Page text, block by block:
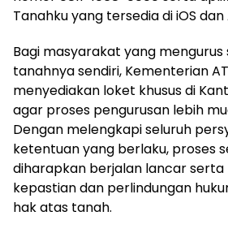
Tanahku yang tersedia di iOS dan
Bagi masyarakat yang
tanahnya sendiri, Kementerian
menyediakan loket khusus di
agar proses pengurusan lebih
Dengan melengkapi seluruh
ketentuan yang berlaku, proses
diharapkan berjalan lancar
kepastian dan perlindungan
hak atas tanah.